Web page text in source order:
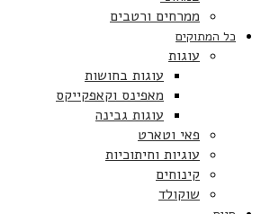
ממרחים ורטבים
כל המתוקים
עוגות
עוגות בחושות
מאפינס וקאפקייקס
עוגות גבינה
פאי וטארט
עוגיות וחיתוכיות
קינוחים
שוקולד